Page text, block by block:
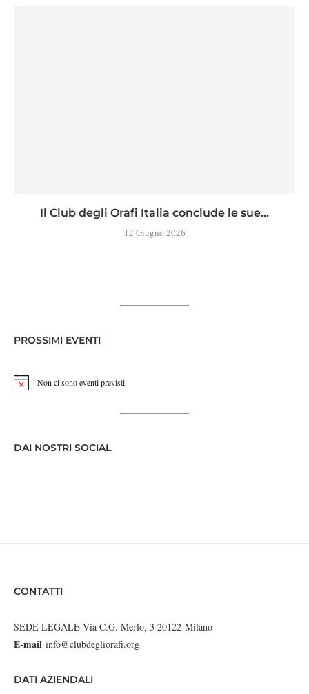
Il Club degli Orafi Italia conclude le sue...
12 Giugno 2026
PROSSIMI EVENTI
Notice Non ci sono eventi previsti.
DAI NOSTRI SOCIAL
CONTATTI
SEDE LEGALE Via C.G. Merlo, 3 20122 Milano
E-mail info@clubdegliorafi.org
DATI AZIENDALI